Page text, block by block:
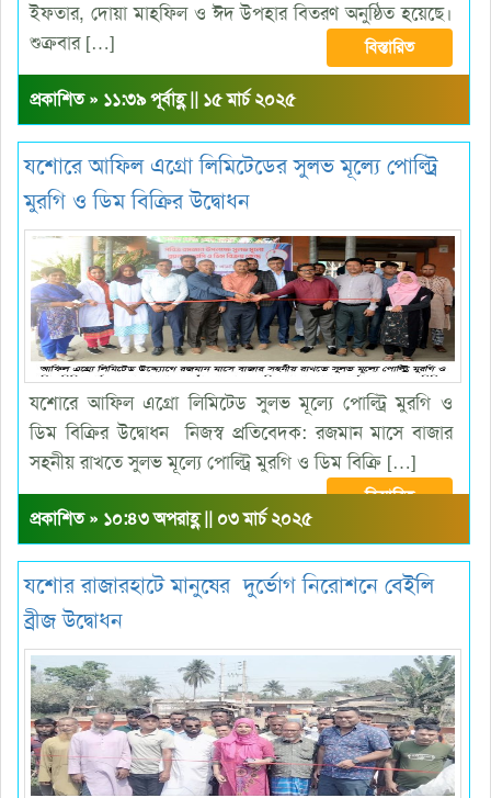
ইফতার, দোয়া মাহফিল ও ঈদ উপহার বিতরণ অনুষ্ঠিত হয়েছে।
শুক্রবার […]
বিস্তারিত
প্রকাশিত » ১১:৩৯ পূর্বাহ্ণ || ১৫ মার্চ ২০২৫
যশোরে আফিল এগ্রো লিমিটেডের সুলভ মূল্যে পোল্ট্রি
মুরগি ও ডিম বিক্রির উদ্বোধন
যশোরে আফিল এগ্রো লিমিটেড সুলভ মূল্যে পোল্ট্রি মুরগি ও
ডিম বিক্রির উদ্বোধন নিজস্ব প্রতিবেদক: রজমান মাসে বাজার
সহনীয় রাখতে সুলভ মূল্যে পোল্ট্রি মুরগি ও ডিম বিক্রি […]
বিস্তারিত
প্রকাশিত » ১০:৪৩ অপরাহ্ণ || ০৩ মার্চ ২০২৫
যশোর রাজারহাটে মানুষের দুর্ভোগ নিরোশনে বেইলি
ব্রীজ উদ্বোধন